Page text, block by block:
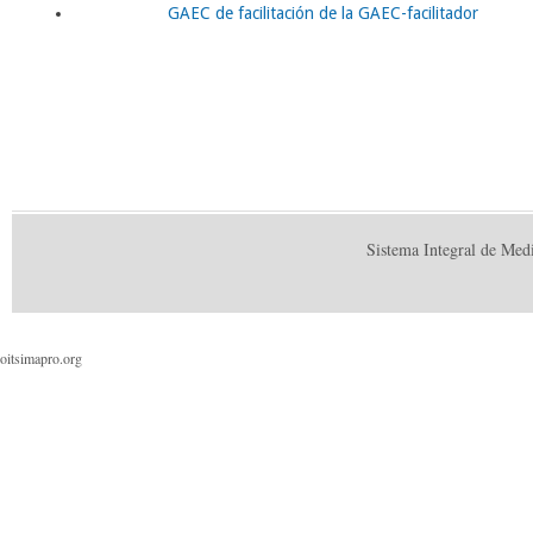
GAEC de facilitación de la GAEC-facilitador
Sistema Integral de
oitsimapro.org